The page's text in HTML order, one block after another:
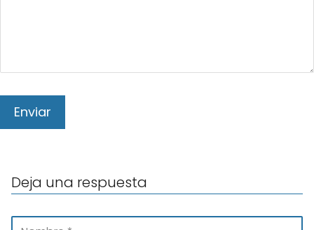
Deja una respuesta